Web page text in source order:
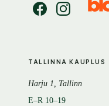
TALLINNA KAUPLUS
Harju 1, Tallinn
E–R 10–19